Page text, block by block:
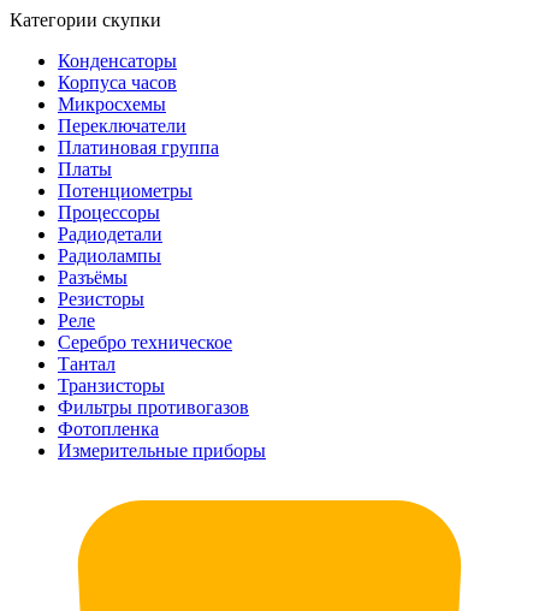
Категории скупки
Конденсаторы
Корпуса часов
Микросхемы
Переключатели
Платиновая группа
Платы
Потенциометры
Процессоры
Радиодетали
Радиолампы
Разъёмы
Резисторы
Реле
Серебро техническое
Тантал
Транзисторы
Фильтры противогазов
Фотопленка
Измерительные приборы